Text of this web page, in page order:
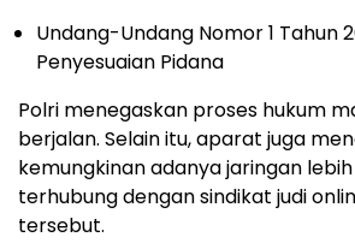
Undang-Undang Nomor 1 Tahun
Penyesuaian Pidana
Polri menegaskan proses hukum
berjalan. Selain itu, aparat juga
kemungkinan adanya jaringan
terhubung dengan sindikat judi
tersebut.